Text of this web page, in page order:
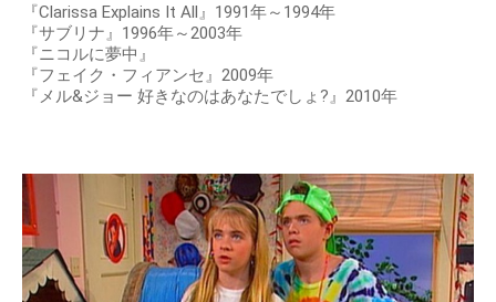
『Clarissa Explains It All』1991年～1994年
『サブリナ』1996年～2003年
『ニコルに夢中』
『フェイク・フィアンセ』2009年
『メル&ジョー 好きなのはあなたでしょ?』2010年